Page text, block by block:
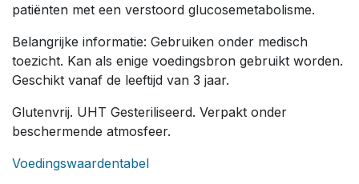
patiënten met een verstoord glucosemetabolisme.
Belangrijke informatie: Gebruiken onder medisch
toezicht. Kan als enige voedingsbron gebruikt worden.
Geschikt vanaf de leeftijd van 3 jaar.
Glutenvrij. UHT Gesteriliseerd. Verpakt onder
beschermende atmosfeer.
Voedingswaardentabel